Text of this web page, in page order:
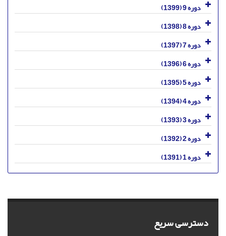
دوره 9 (1399)
دوره 8 (1398)
دوره 7 (1397)
دوره 6 (1396)
دوره 5 (1395)
دوره 4 (1394)
دوره 3 (1393)
دوره 2 (1392)
دوره 1 (1391)
دسترسی سریع